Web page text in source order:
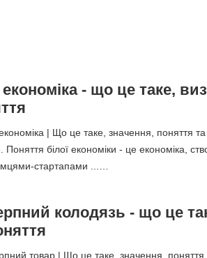
економіка - що це таке,
| Що це таке, значення, поняття
Поняття білої економіки - це економіка,
стартапами ...…
колодязь - що це
товар | Що це таке, значення,